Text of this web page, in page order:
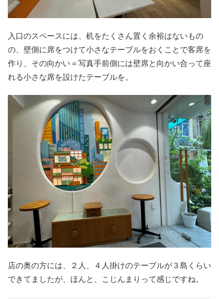
入口のスペースには、机をたくさん置く余裕はないもの
の、壁側に席をつけて小さなテーブルをおくことで客席を
作り、その向かい＝写真手前側には壁席と向かい合って座
れる小さな席を設けたテーブルを。
店の奥の方には、２人、４人掛けのテーブルが３島くらい
できてましたが、ほんと、こじんまりって感じですね。